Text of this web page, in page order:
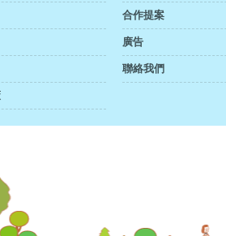
合作提案
廣告
聯絡我們